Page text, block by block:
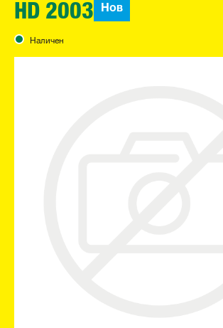
HD 2003 Нов
Наличен